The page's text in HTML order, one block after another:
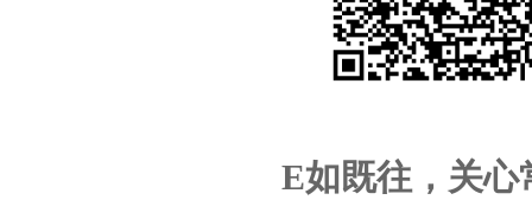
E如既往，关心